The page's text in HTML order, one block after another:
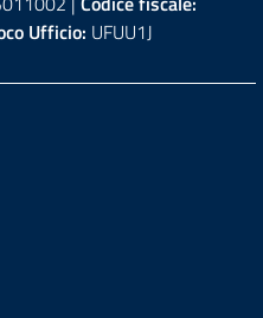
Ufficio: UFUU1J